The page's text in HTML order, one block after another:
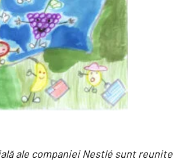
ale companiei Nestlé sunt reunite